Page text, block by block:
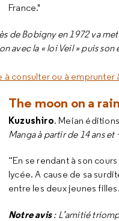
France."
de Bobigny en 1972 va
avec la « loi Veil » puis
à consulter ou à
The moon on a
Kuzushiro. Meian
Manga à partir de 14 ans et
“En se rendant à son
lycée. A cause de sa
entre les deux jeunes
Notre avis: L’amitié